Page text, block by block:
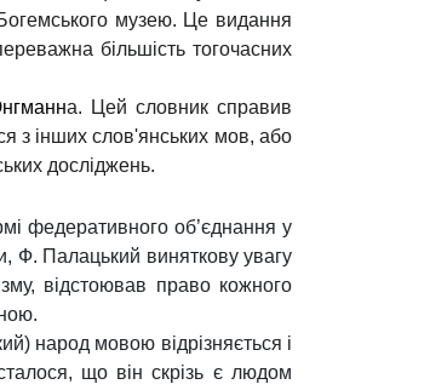
музею. Це видання
більшість тогочасних
а. Цей словник справив
з інших слов'янських мов, або
досліджень.
федеративного об’єднання у
Ф. Палацький виняткову увагу
відстоював право кожного
народ мовою відрізняється і
що він скрізь є людом